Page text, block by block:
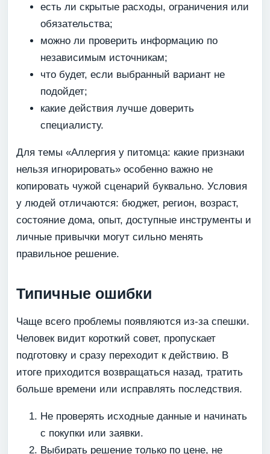
есть ли скрытые расходы, ограничения или
обязательства;
можно ли проверить информацию по
независимым источникам;
что будет, если выбранный вариант не
подойдет;
какие действия лучше доверить
специалисту.
Для темы «Аллергия у питомца: какие признаки
нельзя игнорировать» особенно важно не
копировать чужой сценарий буквально. Условия
у людей отличаются: бюджет, регион, возраст,
состояние дома, опыт, доступные инструменты и
личные привычки могут сильно менять
правильное решение.
Типичные ошибки
Чаще всего проблемы появляются из-за спешки.
Человек видит короткий совет, пропускает
подготовку и сразу переходит к действию. В
итоге приходится возвращаться назад, тратить
больше времени или исправлять последствия.
Не проверять исходные данные и начинать
с покупки или заявки.
Выбирать решение только по цене, не